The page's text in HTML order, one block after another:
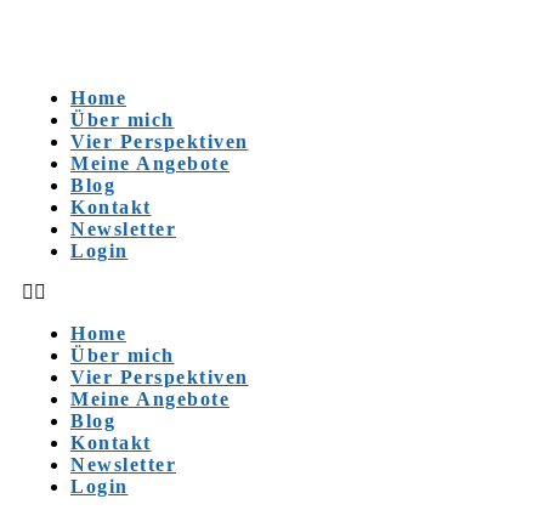
Home
Über mich
Vier Perspektiven
Meine Angebote
Blog
Kontakt
Newsletter
Login
Home
Über mich
Vier Perspektiven
Meine Angebote
Blog
Kontakt
Newsletter
Login